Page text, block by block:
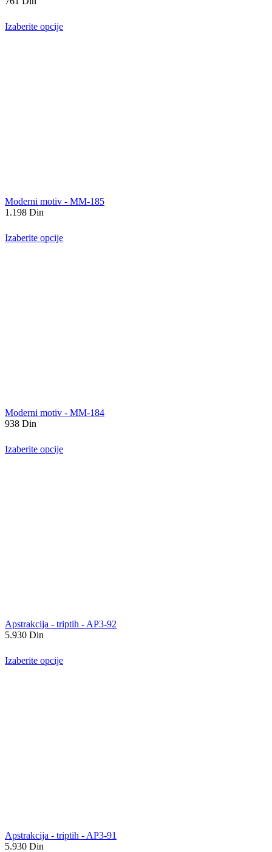
Izaberite opcije
Moderni motiv - MM-185
1.198 Din
Izaberite opcije
Moderni motiv - MM-184
938 Din
Izaberite opcije
Apstrakcija - triptih - AP3-92
5.930 Din
Izaberite opcije
Apstrakcija - triptih - AP3-91
5.930 Din